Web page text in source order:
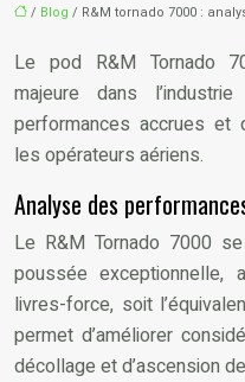
/ Blog / R&M tornado 7000 :
Le pod R&M Tornado
majeure dans
performances accrues et
les opérateurs aériens.
Analyse des
Le R&M Tornado 7000
poussée
livres-force, soit
permet d’améliorer
décollage et d’ascension